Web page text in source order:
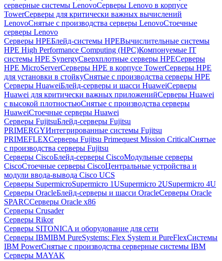
серверные системы LenovoСерверы Lenovo в корпусе
TowerСерверы для критически важных вычислений
LenovoСнятые с производства серверы LenovoСтоечные
серверы Lenovo
Серверы HPEБлейд-системы HPEВычислительные системы
HPE High Performance Computing (HPC)Компонуемые IT
системы HPE SynergyСверхплотные серверы HPEСерверы
HPE MicroServerСерверы HPE в корпусе TowerСерверы HPE
для установки в стойкуСнятые с производства серверы HPE
Серверы HuaweiБлейд-серверы и шасси HuaweiСерверы
Huawei для критически важных приложенийСерверы Huawei
с высокой плотностьюСнятые с производства серверы
HuaweiСтоечные серверы Huawei
Серверы FujitsuБлейд-серверы Fujitsu
PRIMERGYИнтегрированные системы Fujitsu
PRIMEFLEXСерверы Fujitsu Primequest Mission CriticalСнятые
с производства серверы Fujitsu
Серверы CiscoБлейд-серверы CiscoМодульные серверы
CiscoСтоечные серверы CiscoЦентральные устройства и
модули ввода-вывода Cisco UCS
Серверы SupermicroSupermicro 1USupermicro 2USupermicro 4U
Серверы OracleБлейд-серверы и шасси OracleСерверы Oracle
SPARCСерверы Oracle x86
Серверы Crusader
Серверы Rikor
Серверы SITONICA и оборудование для сети
Серверы IBMIBM PureSystems: Flex System и PureFlexСистемы
IBM PowerСнятые с производства серверные системы IBM
Серверы MAYAK